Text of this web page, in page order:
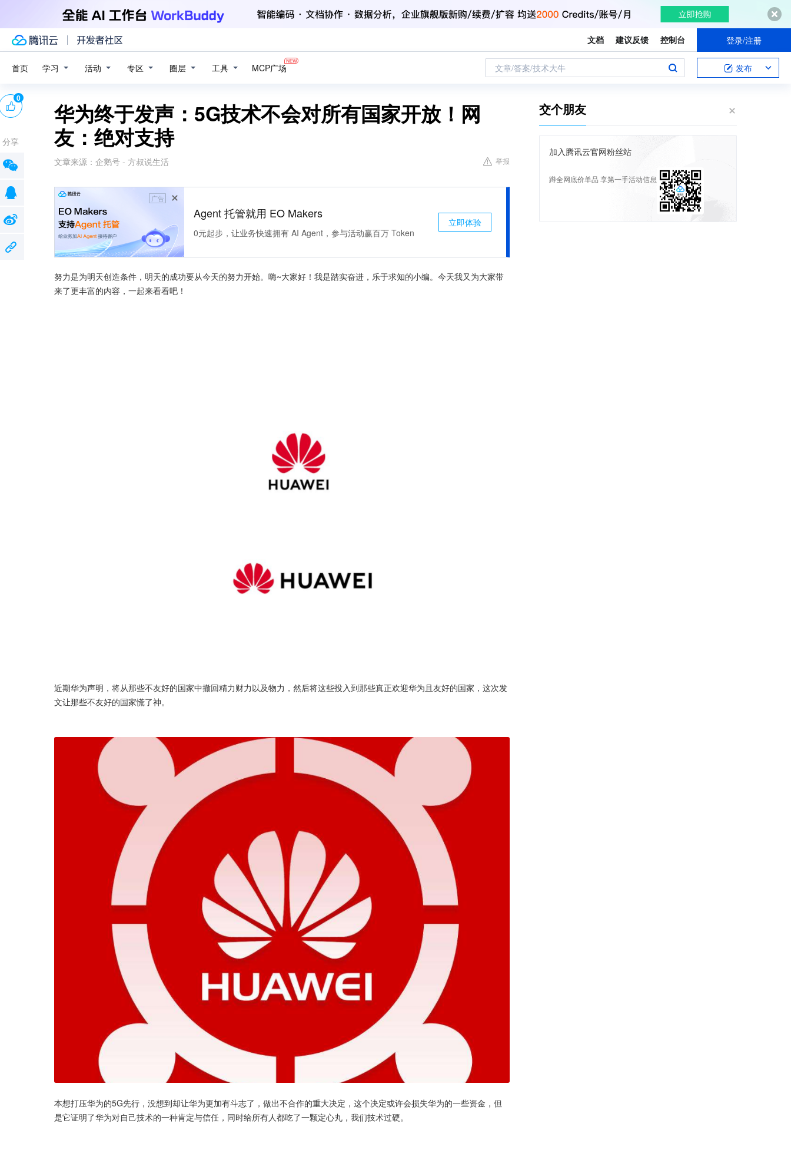
文档 建议反馈 控制台 登录/注册
首页 学习 活动 专区 圈层 工具 MCP广场 文章/答案/技术大牛 发布
华为终于发声：5G技术不会对所有国家开放！网
友：绝对支持
文章来源： 企鹅号 - 方叔说生活 举报
广告
Agent 托管就用 EO Makers
0元起步，让业务快速拥有 AI Agent，参与活动赢百万 Token
立即体验
努力是为明天创造条件，明天的成功要从今天的努力开始。嗨~大家好！我是踏实奋进，乐于求知的小编。今天我又为大家带
来了更丰富的内容，一起来看看吧！
近期华为声明，将从那些不友好的国家中撤回精力财力以及物力，然后将这些投入到那些真正欢迎华为且友好的国家，这次发
文让那些不友好的国家慌了神。
本想打压华为的5G先行，没想到却让华为更加有斗志了，做出不合作的重大决定，这个决定或许会损失华为的一些资金，但
是它证明了华为对自己技术的一种肯定与信任，同时给所有人都吃了一颗定心丸，我们技术过硬。
0
分享
交个朋友
加入腾讯云官网粉丝站
蹲全网底价单品 享第一手活动信息